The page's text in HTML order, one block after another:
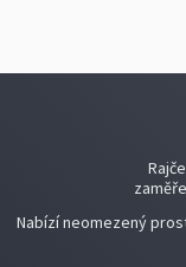
Nabízí neomezený